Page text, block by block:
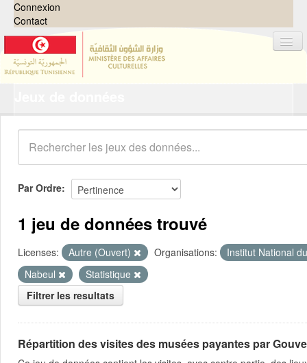
Connexion
Contact
Organisations
Groupes
Demandes 0
À propos
Par Ordre
1 jeu de données trouvé
Licenses: Autre (Ouvert) Organisations:
Institut National
Nabeul
Statistique
Filtrer les resultats
Répartition des visites des musées payantes par